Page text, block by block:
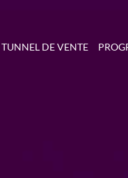
TUNNEL DE VENTE